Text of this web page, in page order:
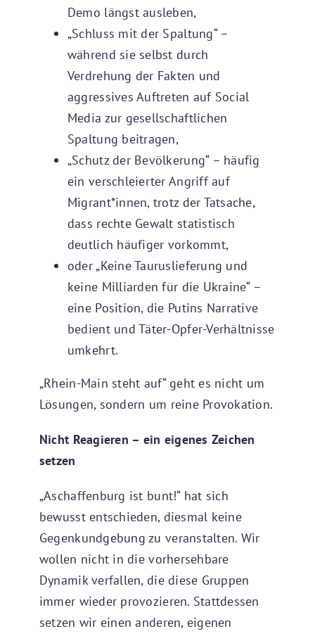
Demo längst ausleben,
„Schluss mit der Spaltung“ –
während sie selbst durch
Verdrehung der Fakten und
aggressives Auftreten auf Social
Media zur gesellschaftlichen
Spaltung beitragen,
„Schutz der Bevölkerung“ – häufig
ein verschleierter Angriff auf
Migrant*innen, trotz der Tatsache,
dass rechte Gewalt statistisch
deutlich häufiger vorkommt,
oder „Keine Tauruslieferung und
keine Milliarden für die Ukraine“ –
eine Position, die Putins Narrative
bedient und Täter-Opfer-Verhältnisse
umkehrt.
„Rhein-Main steht auf“ geht es nicht um
Lösungen, sondern um reine Provokation.
Nicht Reagieren – ein eigenes Zeichen
setzen
„Aschaffenburg ist bunt!“ hat sich
bewusst entschieden, diesmal keine
Gegenkundgebung zu veranstalten. Wir
wollen nicht in die vorhersehbare
Dynamik verfallen, die diese Gruppen
immer wieder provozieren. Stattdessen
setzen wir einen anderen, eigenen